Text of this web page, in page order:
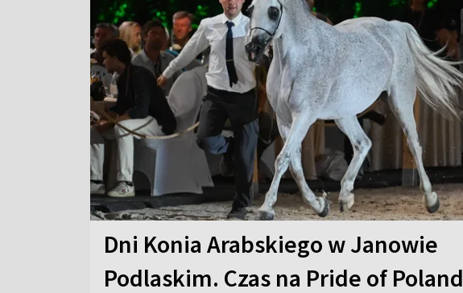
Dni Konia Arabskiego w Janowie
Podlaskim. Czas na Pride of Poland